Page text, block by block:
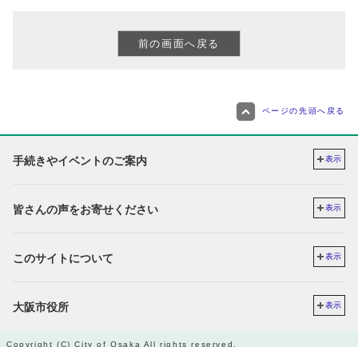
ページの先頭へ戻る
手続きやイベントのご案内 表示
皆さんの声をお寄せください 表示
このサイトについて 表示
大阪市役所 表示
Copyright (C) City of Osaka All rights reserved.